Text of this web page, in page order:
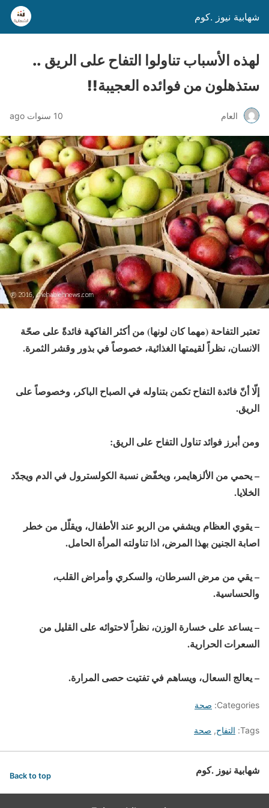
شهابية نيوز .كوم
لهذه الأسباب تناولوا التفاح على الريق ..
ستذهلون من فوائده العجيبة!!
العام 10 سنوات ago
تعتبر التفاحة (مهما كان لونها) من أكثر الفاكهة فائدةً على صحّة
الانسان، نظراً لقيمتها الغذائية، خصوصاً في بذور وقشر الثمرة.
إلّا أنّ فائدة التفاح تكمن بتناوله في الصباح الباكر، وخصوصاً على
الريق.
ومن أبرز فوائد تناول التفاح على الريق:
– يحمي من الألزهايمر، ويخفّض نسبة الكولسترول في الدم ويجدّد
الخلايا.
– يقوي العظام ويشفي من الربو عند الأطفال، ويقلّل من خطر
اصابة الجنين بهذا المرض، اذا تناولته المرأة الحامل.
– يقي من مرض السرطان، والسكري وأمراض القلب،
والحساسية.
– يساعد على خسارة الوزن، نظراً لاحتوائه على القليل من
السعرات الحرارية.
– يعالج السعال، ويساهم في تفتيت حصى المرارة.
Categories: صحة
Tags: التفاح, صحة
شهابية نيوز .كوم Back to top